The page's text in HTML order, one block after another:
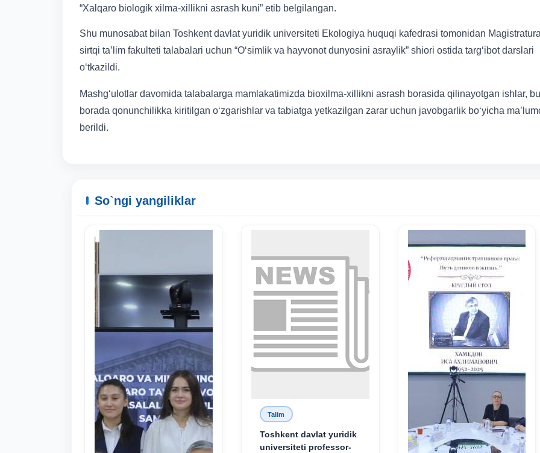
“Xalqaro biologik xilma-xillikni asrash kuni” etib belgilangan.
Shu munosabat bilan Toshkent davlat yuridik universiteti Ekologiya huquqi kafedrasi tomonidan
sirtqi ta’lim fakulteti talabalari uchun “O‘simlik va hayvonot dunyosini asraylik” shiori ostida targ‘ibot darslari
o‘tkazildi.
Mashg‘ulotlar davomida talabalarga mamlakatimizda bioxilma-xillikni asrash borasida qilinayotgan ishlar, bu
borada qonunchilikka kiritilgan o‘zgarishlar va tabiatga yetkazilgan zarar uchun javobgarlik bo‘yicha
berildi.
So`ngi yangiliklar
Talim
Toshkent davlat yuridik
universiteti professor-